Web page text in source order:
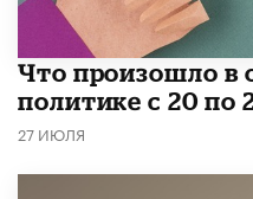
​Что произошло в
политике с 20 по
27 ИЮЛЯ